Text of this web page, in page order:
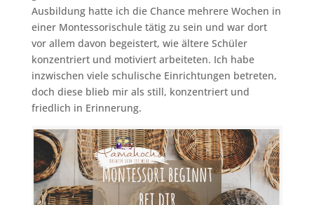
Ausbildung hatte ich die Chance mehrere Wochen in
einer Montessorischule tätig zu sein und war dort
vor allem davon begeistert, wie ältere Schüler
konzentriert und motiviert arbeiteten. Ich habe
inzwischen viele schulische Einrichtungen betreten,
doch diese blieb mir als still, konzentriert und
friedlich in Erinnerung.